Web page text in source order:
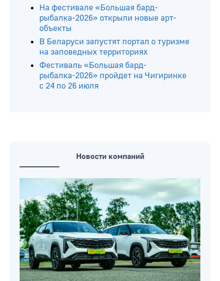
На фестивале «Большая бард-
рыбалка-2026» открыли новые арт-
объекты
В Беларуси запустят портал о туризме
на заповедных территориях
Фестиваль «Большая бард-
рыбалка-2026» пройдет на Чигиринке
с 24 по 26 июля
Новости компаний